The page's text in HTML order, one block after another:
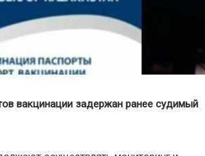
вакцинации задержан ранее судимый